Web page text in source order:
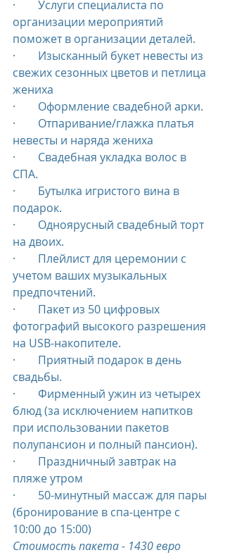
·        Услуги специалиста по
организации мероприятий
поможет в организации деталей.
·        Изысканный букет невесты из
свежих сезонных цветов и петлица
жениха
·        Оформление свадебной арки.
·        Отпаривание/глажка платья
невесты и наряда жениха
·        Свадебная укладка волос в
СПА.
·        Бутылка игристого вина в
подарок.
·        Одноярусный свадебный торт
на двоих.
·        Плейлист для церемонии с
учетом ваших музыкальных
предпочтений.
·        Пакет из 50 цифровых
фотографий высокого разрешения
на USB-накопителе.
·        Приятный подарок в день
свадьбы.
·        Фирменный ужин из четырех
блюд (за исключением напитков
при использовании пакетов
полупансион и полный пансион).
·        Праздничный завтрак на
пляже утром
·        50-минутный массаж для пары
(бронирование в спа-центре с
10:00 до 15:00)
Стоимость пакета - 1430 евро